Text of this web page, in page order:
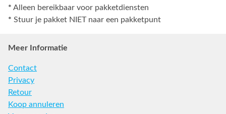
* Alleen bereikbaar voor pakketdiensten
* Stuur je pakket NIET naar een pakketpunt
Meer Informatie
Contact
Privacy
Retour
Koop annuleren